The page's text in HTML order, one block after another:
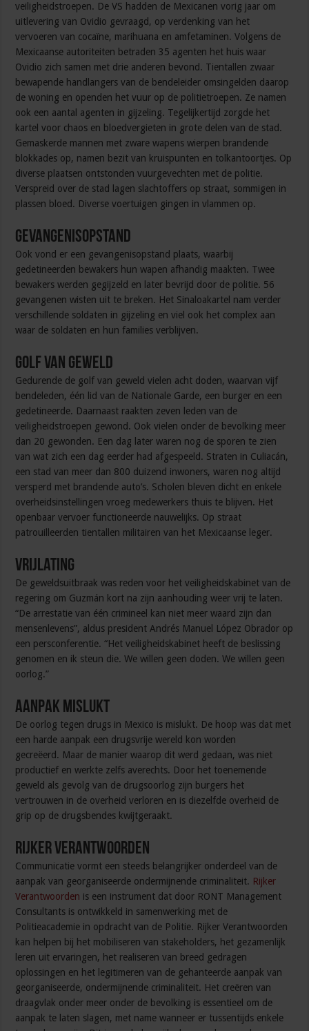
veiligheidstroepen. De VS hadden de Mexicanen vorig jaar om
uitlevering van Ovidio gevraagd, op verdenking van het
vervoeren van cocaïne, marihuana en amfetaminen. Volgens de
Mexicaanse autoriteiten betraden 35 agenten het huis waar
Ovidio zich samen met drie anderen bevond. Tientallen zwaar
bewapende handlangers van de bendeleider omsingelden daarop
de woning en openden het vuur op de politietroepen. Ze namen
ook een aantal agenten in gijzeling. Tegelijkertijd zorgde het
kartel voor chaos en bloedvergieten in grote delen van de stad.
Gemaskerde mannen met zware wapens wierpen brandende
blokkades op, namen bezit van kruispunten en tolkantoortjes. Op
diverse plaatsen ontstonden vuurgevechten met de politie.
Verspreid over de stad lagen slachtoffers op straat, sommigen in
plassen bloed. Diverse voertuigen gingen in vlammen op.
Gevangenisopstand
Ook vond er een gevangenisopstand plaats, waarbij
gedetineerden bewakers hun wapen afhandig maakten. Twee
bewakers werden gegijzeld en later bevrijd door de politie. 56
gevangenen wisten uit te breken. Het Sinaloakartel nam verder
verschillende soldaten in gijzeling en viel ook het complex aan
waar de soldaten en hun families verblijven.
Golf van geweld
Gedurende de golf van geweld vielen acht doden, waarvan vijf
bendeleden, één lid van de Nationale Garde, een burger en een
gedetineerde. Daarnaast raakten zeven leden van de
veiligheidstroepen gewond. Ook vielen onder de bevolking meer
dan 20 gewonden. Een dag later waren nog de sporen te zien
van wat zich een dag eerder had afgespeeld. Straten in Culiacán,
een stad van meer dan 800 duizend inwoners, waren nog altijd
versperd met brandende auto’s. Scholen bleven dicht en enkele
overheidsinstellingen vroeg medewerkers thuis te blijven. Het
openbaar vervoer functioneerde nauwelijks. Op straat
patrouilleerden tientallen militairen van het Mexicaanse leger.
Vrijlating
De geweldsuitbraak was reden voor het veiligheidskabinet van de
regering om Guzmán kort na zijn aanhouding weer vrij te laten.
“De arrestatie van één crimineel kan niet meer waard zijn dan
mensenlevens”, aldus president Andrés Manuel López Obrador op
een persconferentie. “Het veiligheidskabinet heeft de beslissing
genomen en ik steun die. We willen geen doden. We willen geen
oorlog.”
Aanpak mislukt
De oorlog tegen drugs in Mexico is mislukt. De hoop was dat met
een harde aanpak een drugsvrije wereld kon worden
gecreëerd. Maar de manier waarop dit werd gedaan, was niet
productief en werkte zelfs averechts. Door het toenemende
geweld als gevolg van de drugsoorlog zijn burgers het
vertrouwen in de overheid verloren en is diezelfde overheid de
grip op de drugsbendes kwijtgeraakt.
Rijker Verantwoorden
Communicatie vormt een steeds belangrijker onderdeel van de
aanpak van georganiseerde ondermijnende criminaliteit. Rijker
Verantwoorden is een instrument dat door RONT Management
Consultants is ontwikkeld in samenwerking met de
Politieacademie in opdracht van de Politie. Rijker Verantwoorden
kan helpen bij het mobiliseren van stakeholders, het gezamenlijk
leren uit ervaringen, het realiseren van breed gedragen
oplossingen en het legitimeren van de gehanteerde aanpak van
georganiseerde, ondermijnende criminaliteit. Het creëren van
draagvlak onder meer onder de bevolking is essentieel om de
aanpak te laten slagen, met name wanneer er tussentijds enkele